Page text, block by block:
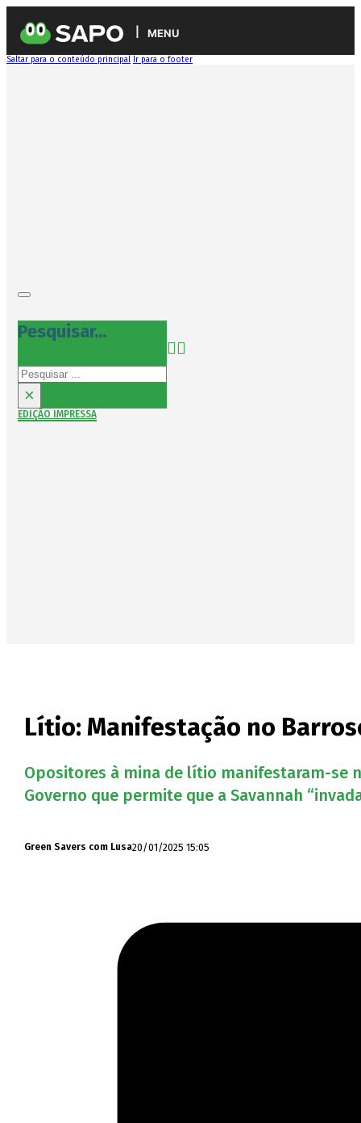
MENU
Saltar para o conteúdo principal Ir para o footer
Pesquisar...
Pesquisar
×
EDIÇÃO IMPRESSA
Lítio: Manifestação no
Opositores à mina de lítio manifestaram-se
Governo que permite que a Savannah
Green Savers com Lusa20/01/2025 15:05